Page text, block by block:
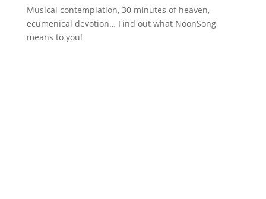
Musical contemplation, 30 minutes of heaven,
ecumenical devotion… Find out what NoonSong
means to you!